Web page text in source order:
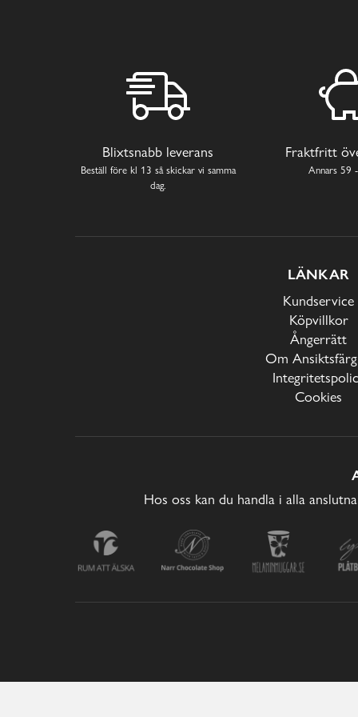
Blixtsnabb leverans
Beställ före kl 13 så skickar vi samma
dag.
Fraktfritt
Annars 59
LÄNKAR
Kundservice
Köpvillkor
Ångerrätt
Om
Cookies
Hos oss kan du handla i alla